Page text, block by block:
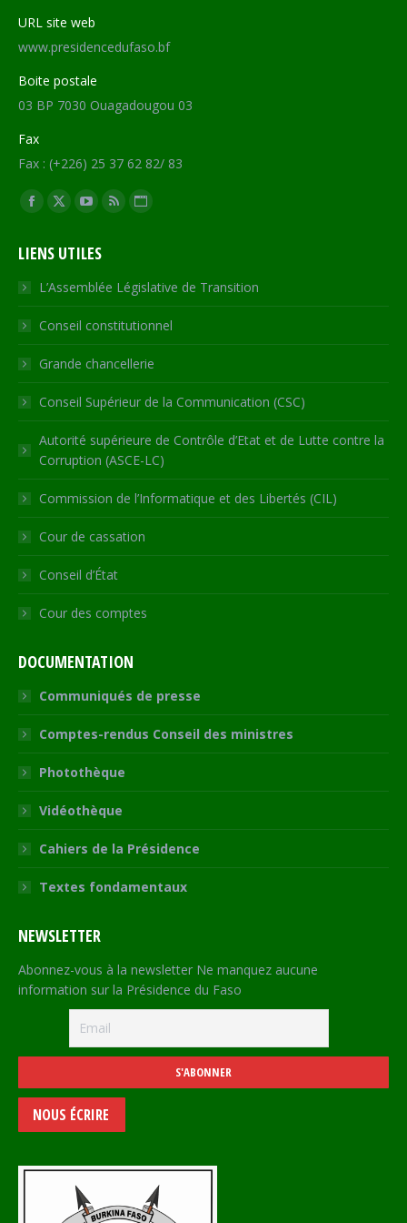
URL site web
www.presidencedufaso.bf
Boite postale
03 BP 7030 Ouagadougou 03
Fax
Fax : (+226) 25 37 62 82/ 83
Trouvez nous sur :
Facebook
opens
in
new
window
X
opens
in
new
window
YouTube
opens
in
new
window
RSS
in
new
window
Site
opens
in
new
LIENS UTILES
L’Assemblée Législative de Transition
Conseil constitutionnel
Grande chancellerie
Conseil Supérieur de la Communication (CSC)
Autorité supérieure de Contrôle d’Etat et de Lutte contre la
Corruption (ASCE-LC)
Commission de l’Informatique et des Libertés (CIL)
Cour de cassation
Conseil d’État
Cour des comptes
DOCUMENTATION
Communiqués de presse
Comptes-rendus Conseil des ministres
Photothèque
Vidéothèque
Cahiers de la Présidence
Textes fondamentaux
NEWSLETTER
Abonnez-vous à la newsletter Ne manquez aucune
information sur la Présidence du Faso
NOUS ÉCRIRE